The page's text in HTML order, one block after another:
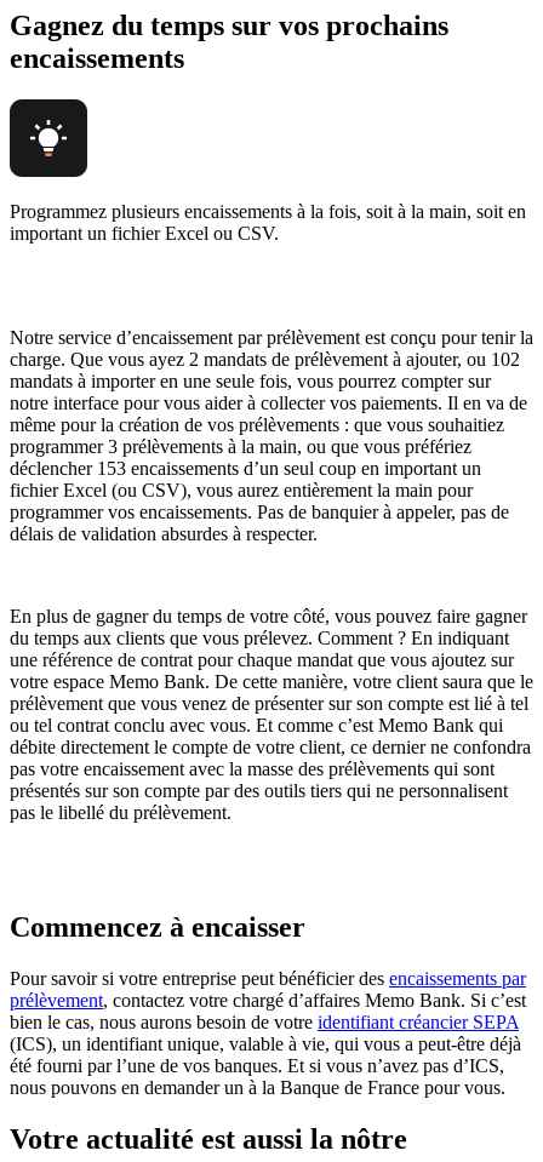
Gagnez du temps sur vos prochains
encaissements
Programmez plusieurs encaissements à la fois, soit à la main, soit en
important un fichier Excel ou CSV.
Notre service d’encaissement par prélèvement est conçu pour tenir la
charge. Que vous ayez 2 mandats de prélèvement à ajouter, ou 102
mandats à importer en une seule fois, vous pourrez compter sur
notre interface pour vous aider à collecter vos paiements. Il en va de
même pour la création de vos prélèvements : que vous souhaitiez
programmer 3 prélèvements à la main, ou que vous préfériez
déclencher 153 encaissements d’un seul coup en important un
fichier Excel (ou CSV), vous aurez entièrement la main pour
programmer vos encaissements. Pas de banquier à appeler, pas de
délais de validation absurdes à respecter.
En plus de gagner du temps de votre côté, vous pouvez faire gagner
du temps aux clients que vous prélevez. Comment ? En indiquant
une référence de contrat pour chaque mandat que vous ajoutez sur
votre espace Memo Bank. De cette manière, votre client saura que le
prélèvement que vous venez de présenter sur son compte est lié à tel
ou tel contrat conclu avec vous. Et comme c’est Memo Bank qui
débite directement le compte de votre client, ce dernier ne confondra
pas votre encaissement avec la masse des prélèvements qui sont
présentés sur son compte par des outils tiers qui ne personnalisent
pas le libellé du prélèvement.
Commencez à encaisser
Pour savoir si votre entreprise peut bénéficier des encaissements par
prélèvement, contactez votre chargé d’affaires Memo Bank. Si c’est
bien le cas, nous aurons besoin de votre identifiant créancier SEPA
(ICS), un identifiant unique, valable à vie, qui vous a peut-être déjà
été fourni par l’une de vos banques. Et si vous n’avez pas d’ICS,
nous pouvons en demander un à la Banque de France pour vous.
Votre actualité est aussi la nôtre